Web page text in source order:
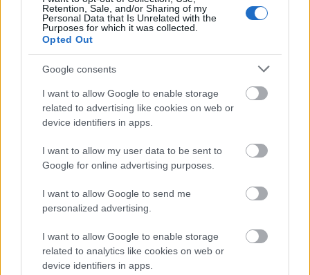
Retention, Sale, and/or Sharing of my
Personal Data that Is Unrelated with the
Purposes for which it was collected.
Opted Out
Google consents
I want to allow Google to enable storage
related to advertising like cookies on web or
device identifiers in apps.
I want to allow my user data to be sent to
Google for online advertising purposes.
I want to allow Google to send me
personalized advertising.
I want to allow Google to enable storage
related to analytics like cookies on web or
device identifiers in apps.
grafikusoknál, akik egymás után adták le a
vázlatokat, de néhány reményteli pillanatot
leszámítva nem sikerült megtalálni, amit kerestünk.
Az utolsó grafikus,…